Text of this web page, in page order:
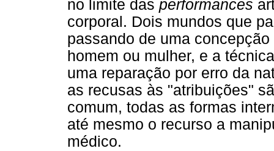
no limite das performances
corporal. Dois mundos que
passando de uma
homem ou mulher, e a
uma reparação por erro da
as recusas às "atribuições"
comum, todas as formas
até mesmo o recurso a
médico.